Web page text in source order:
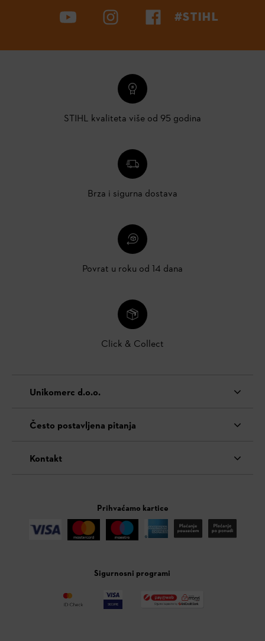
#STIHL
STIHL kvaliteta više od 95 godina
Brza i sigurna dostava
Povrat u roku od 14 dana
Click & Collect
Unikomerc d.o.o.
Često postavljena pitanja
Kontakt
Prihvaćamo kartice
Sigurnosni programi